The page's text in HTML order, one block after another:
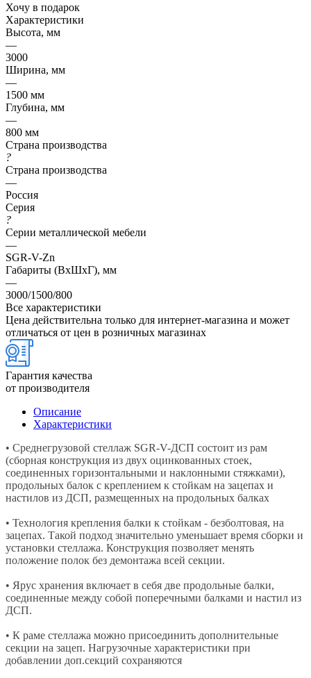
Хочу в подарок
Характеристики
Высота, мм
—
3000
Ширина, мм
—
1500 мм
Глубина, мм
—
800 мм
Страна производства
?
Страна производства
—
Россия
Серия
?
Серии металлической мебели
—
SGR-V-Zn
Габариты (ВхШхГ), мм
—
3000/1500/800
Все характеристики
Цена действительна только для интернет-магазина и может
отличаться от цен в розничных магазинах
Гарантия качества
от производителя
Описание
Характеристики
• Среднегрузовой стеллаж SGR-V-ДСП состоит из рам
(сборная конструкция из двух оцинкованных стоек,
соединенных горизонтальными и наклонными стяжками),
продольных балок с креплением к стойкам на зацепах и
настилов из ДСП, размещенных на продольных балках
• Технология крепления балки к стойкам - безболтовая, на
зацепах. Такой подход значительно уменьшает время сборки и
установки стеллажа. Конструкция позволяет менять
положение полок без демонтажа всей секции.
• Ярус хранения включает в себя две продольные балки,
соединенные между собой поперечными балками и настил из
ДСП.
• К раме стеллажа можно присоединить дополнительные
секции на зацеп. Нагрузочные характеристики при
добавлении доп.секций сохраняются